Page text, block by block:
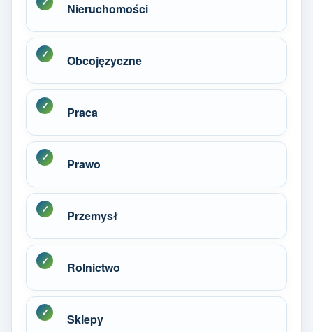
Nieruchomości
Obcojęzyczne
Praca
Prawo
Przemysł
Rolnictwo
Sklepy